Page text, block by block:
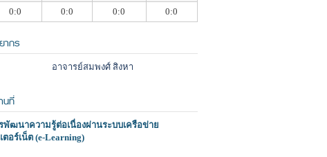
0:0 0:0 0:0 0:0
ากร
อาจารย์สมพงศ์ สิงหา
นที่
พัฒนาความรู้ต่อเนื่องผ่านระบบเครือข่าย
ตอร์เน็ต (e-Learning)